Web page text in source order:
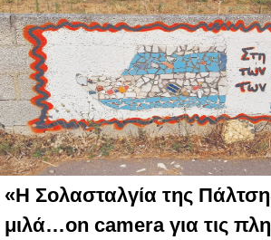
«Η Σολασταλγία της
μιλά…on camera για τις